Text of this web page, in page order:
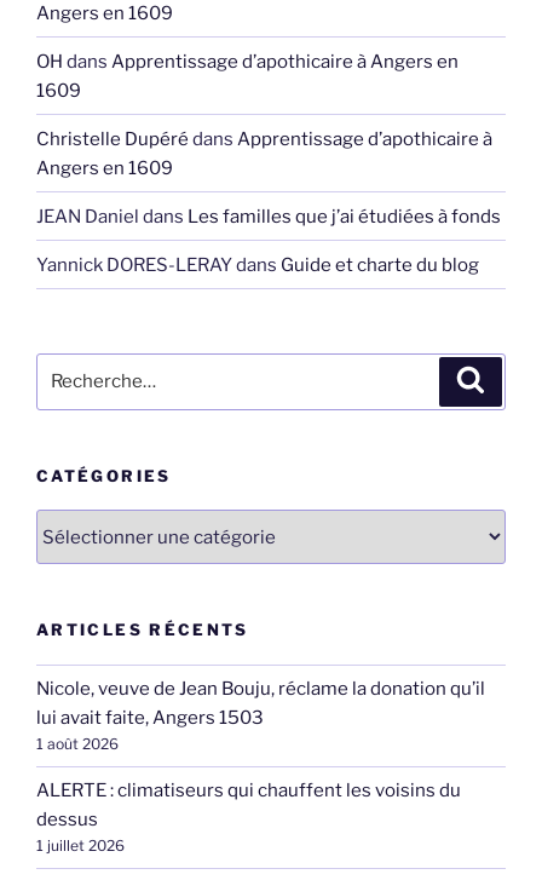
Angers en 1609
OH dans Apprentissage d’apothicaire à Angers en
1609
Christelle Dupéré dans Apprentissage d’apothicaire à
Angers en 1609
JEAN Daniel dans Les familles que j’ai étudiées à fonds
Yannick DORES-LERAYdans Guide et charte du blog
pour
CATÉGORIES
ARTICLES RÉCENTS
Nicole, veuve de Jean Bouju, réclame la donation qu’il
lui avait faite, Angers 1503
1 août 2026
ALERTE : climatiseurs qui chauffent les voisins du
dessus
1 juillet 2026